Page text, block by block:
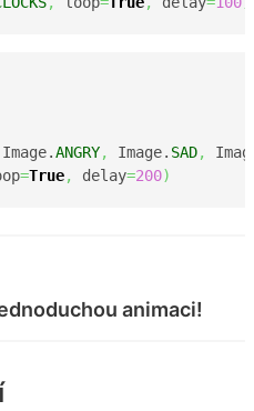
Image.ANGRY, Image. SAD,
=True, delay=200)
animaci!